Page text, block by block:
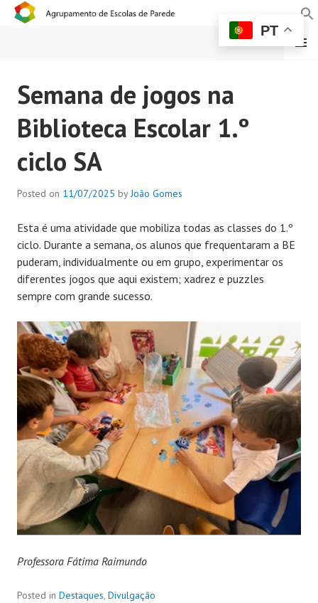
AGRUPAMENTO DE
ESCOLAS DE PAREDE
MENU
Semana de jogos na
Biblioteca Escolar 1.º
ciclo SA
Posted on 11/07/2025 byJoão Gomes
Esta é uma atividade que mobiliza todas as classes do 1.º
ciclo. Durante a semana, os alunos que frequentaram a BE
puderam, individualmente ou em grupo, experimentar os
diferentes jogos que aqui existem; xadrez e puzzles
sempre com grande sucesso.
Professora Fátima Raimundo
Posted in Destaques, Divulgação
PT